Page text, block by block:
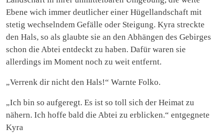
Ebene wich immer deutlicher einer Hügellandschaft mit
stetig wechselndem Gefälle oder Steigung. Kyra streckte
den Hals, so als glaubte sie an den Abhängen des Gebirges
schon die Abtei entdeckt zu haben. Dafür waren sie
allerdings im Moment noch zu weit entfernt.
„Verrenk dir nicht den Hals!“ Warnte Folko.
„Ich bin so aufgeregt. Es ist so toll sich der Heimat zu
nähern. Ich hoffe bald die Abtei zu erblicken.“ entgegnete
Kyra